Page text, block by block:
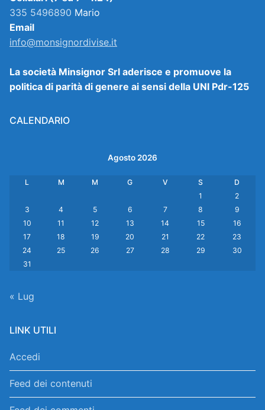
335 5496890 Mario
Email
info@monsignordivise.it
La società Minsignor Srl aderisce e promuove la
politica di parità di genere ai sensi della UNI Pdr-125
CALENDARIO
Agosto 2026
L M M G V S
D
1
2
3
4 5 6 7 8
9
10
11 12 13 14 15
16
17
18 19 20 21 22
23
24
25 26 27 28 29
30
31
« Lug
LINK UTILI
Accedi
Feed dei contenuti